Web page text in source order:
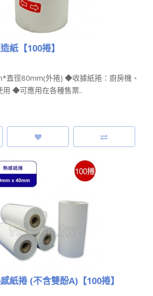
紙【100捲】
直徑80mm(外捲) ◆收據紙捲：廚房機、
用 ◆可應用在各種售票..
紙捲 (不含雙酚A)【100捲】